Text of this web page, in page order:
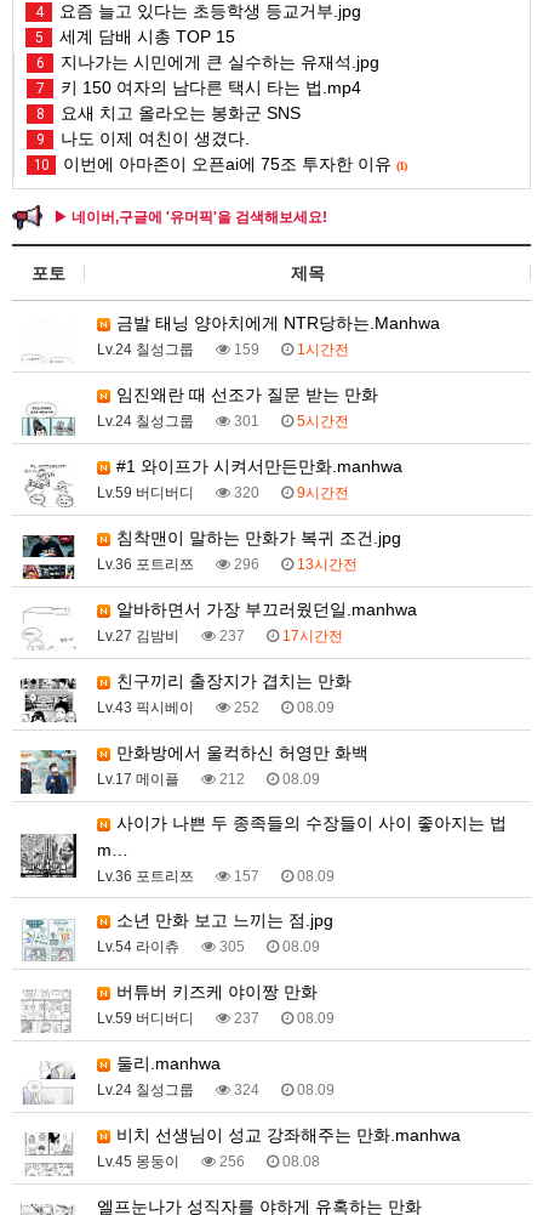
4 요즘 늘고 있다는 초등학생 등교거부.jpg
5 세계 담배 시총 TOP 15
6 지나가는 시민에게 큰 실수하는 유재석.jpg
7 키 150 여자의 남다른 택시 타는 법.mp4
8 요새 치고 올라오는 봉화군 SNS
9 나도 이제 여친이 생겼다.
10 이번에 아마존이 오픈ai에 75조 투자한 이유 (1)
▶ 네이버,구글에 '유머픽'을 검색해보세요!
포토 제목
금발 태닝 양아치에게 NTR당하는.Manhwa
Lv.24 칠성그룹 159 1시간전
임진왜란 때 선조가 질문 받는 만화
Lv.24 칠성그룹 301 5시간전
#1 와이프가 시켜서만든만화.manhwa
Lv.59 버디버디 320 9시간전
침착맨이 말하는 만화가 복귀 조건.jpg
Lv.36 포트리쯔 296 13시간전
알바하면서 가장 부끄러웠던일.manhwa
Lv.27 김밤비 237 17시간전
친구끼리 출장지가 겹치는 만화
Lv.43 픽시베이 252 08.09
만화방에서 울컥하신 허영만 화백
Lv.17 메이플 212 08.09
m…
Lv.36 포트리쯔 157 08.09
소년 만화 보고 느끼는 점.jpg
Lv.54 라이츄 305 08.09
버튜버 키즈케 야이짱 만화
Lv.59 버디버디 237 08.09
둘리.manhwa
Lv.24 칠성그룹 324 08.09
비치 선생님이 성교 강좌해주는 만화.manhwa
Lv.45 몽둥이 256 08.08
엘프눈나가 성직자를 야하게 유혹하는 만화